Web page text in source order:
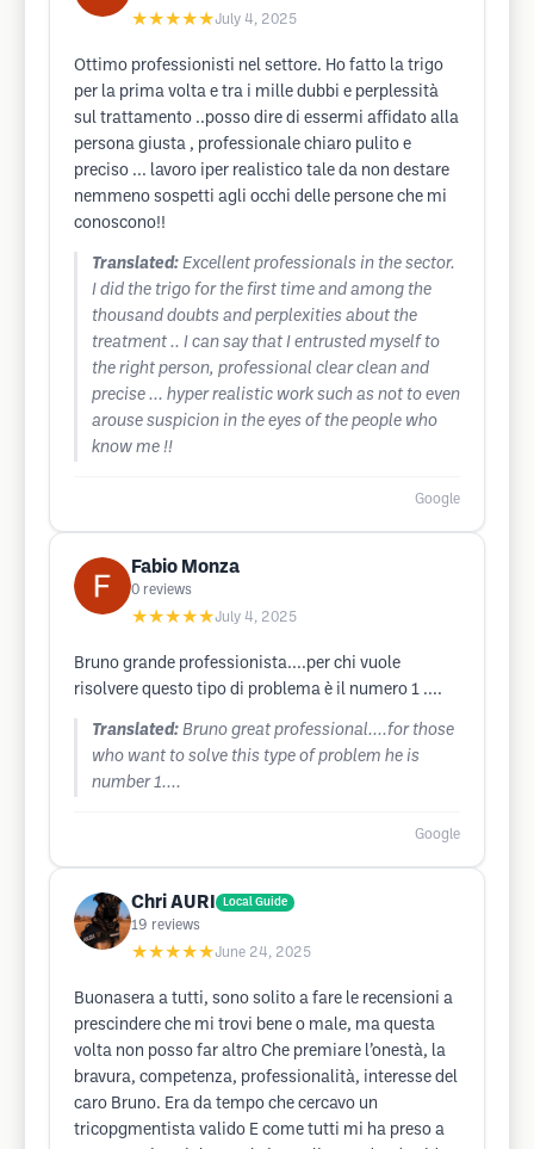
★★★★★July 4, 2025
Ottimo professionisti nel settore. Ho fatto la trigo
per la prima volta e tra i mille dubbi e perplessità
sul trattamento ..posso dire di essermi affidato alla
persona giusta , professionale chiaro pulito e
preciso ... lavoro iper realistico tale da non destare
nemmeno sospetti agli occhi delle persone che mi
conoscono!!
Translated: Excellent professionals in the sector.
I did the trigo for the first time and among the
thousand doubts and perplexities about the
treatment .. I can say that I entrusted myself to
the right person, professional clear clean and
precise ... hyper realistic work such as not to even
arouse suspicion in the eyes of the people who
know me !!
Google
Fabio Monza
0 reviews
★★★★★July 4, 2025
Bruno grande professionista....per chi vuole
risolvere questo tipo di problema è il numero 1 ....
Translated: Bruno great professional....for those
who want to solve this type of problem he is
number 1....
Google
Chri AURI Local Guide
19 reviews
★★★★★June 24, 2025
Buonasera a tutti, sono solito a fare le recensioni a
prescindere che mi trovi bene o male, ma questa
volta non posso far altro Che premiare l’onestà, la
bravura, competenza, professionalità, interesse del
caro Bruno. Era da tempo che cercavo un
tricopgmentista valido E come tutti mi ha preso a